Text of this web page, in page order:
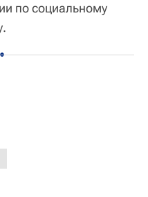
по социальному